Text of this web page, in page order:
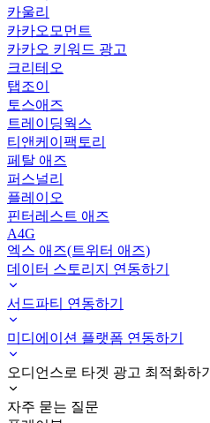
카울리
카카오모먼트
카카오 키워드 광고
크리테오
탭조이
토스애즈
트레이딩웍스
티앤케이팩토리
페탈 애즈
퍼스널리
플레이오
핀터레스트 애즈
A4G
엑스 애즈(트위터 애즈)
데이터 스토리지 연동하기
서드파티 연동하기
미디에이션 플랫폼 연동하기
오디언스로 타겟 광고 최적화하기
자주 묻는 질문